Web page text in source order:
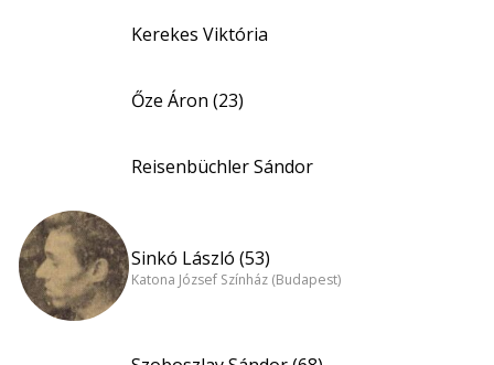
Kerekes Viktória
Őze Áron (23)
Reisenbüchler Sándor
Sinkó László (53)
Katona József Színház (Budapest)